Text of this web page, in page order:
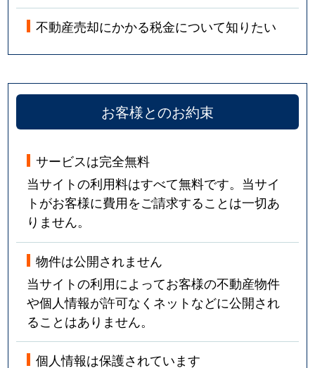
不動産売却にかかる税金について知りたい
お客様とのお約束
サービスは完全無料
当サイトの利用料はすべて無料です。当サイ
トがお客様に費用をご請求することは一切あ
りません。
物件は公開されません
当サイトの利用によってお客様の不動産物件
や個人情報が許可なくネットなどに公開され
ることはありません。
個人情報は保護されています